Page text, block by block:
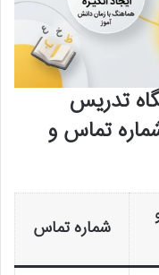
تدریس
تماس و
شماره تماس